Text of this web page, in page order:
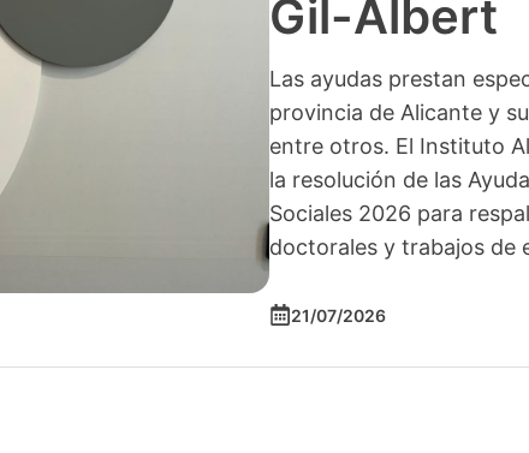
Gil-Albert
Las ayudas prestan
provincia de Alicante y
entre otros. El Instituto
la resolución de las
Sociales 2026 para
doctorales y trabajos de
21/07/2026